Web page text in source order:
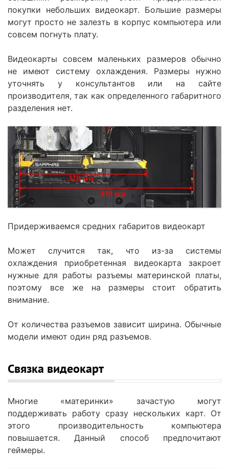
покупки небольших видеокарт. Большие размеры
могут просто не залезть в корпус компьютера или
совсем погнуть плату.
Видеокарты совсем маленьких размеров обычно
не имеют систему охлаждения. Размеры нужно
уточнять у консультантов или на сайте
производителя, так как определенного габаритного
разделения нет.
Придерживаемся средних габаритов видеокарт
Может случится так, что из-за системы
охлаждения приобретенная видеокарта закроет
нужные для работы разъемы материнской платы,
поэтому все же на размеры стоит обратить
внимание.
От количества разъемов зависит ширина. Обычные
модели имеют один ряд разъемов.
Связка видеокарт
Многие «материнки» зачастую могут
поддерживать работу сразу нескольких карт. От
этого производительность компьютера
повышается. Данный способ предпочитают
геймеры.